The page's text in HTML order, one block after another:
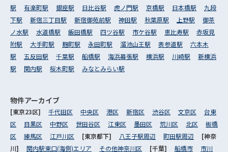
駅
有楽町駅 銀座駅 日比谷駅 虎ノ門駅 京橋駅 日本橋駅
九段
下駅
新宿三丁目駅 新宿御苑前駅 神田駅 秋葉原駅 上野駅
御茶
ノ水駅
水道橋駅 飯田橋駅 四ツ谷駅 市ケ谷駅 恵比寿駅
赤坂見
附駅
大手町駅 麹町駅 永田町駅 溜池山王駅 表参道駅
六本木
駅
五反田駅 千葉駅 船橋駅 海浜幕張駅 横浜駅 川崎駅
新横浜
駅
関内駅 桜木町駅 みなとみらい駅
物件アーカイブ
[東京23区] 千代田区 中央区 港区 新宿区 渋谷区 文京区
台東
区
目黒区 中野区 世田谷区 江東区 墨田区 荒川区 北区
板橋
区
練馬区 江戸川区 [東京都下] 八王子駅周辺 町田駅周辺
[神奈
川] 関内駅東口(海側)エリア その他神奈川区 [千葉] 船橋市 市川